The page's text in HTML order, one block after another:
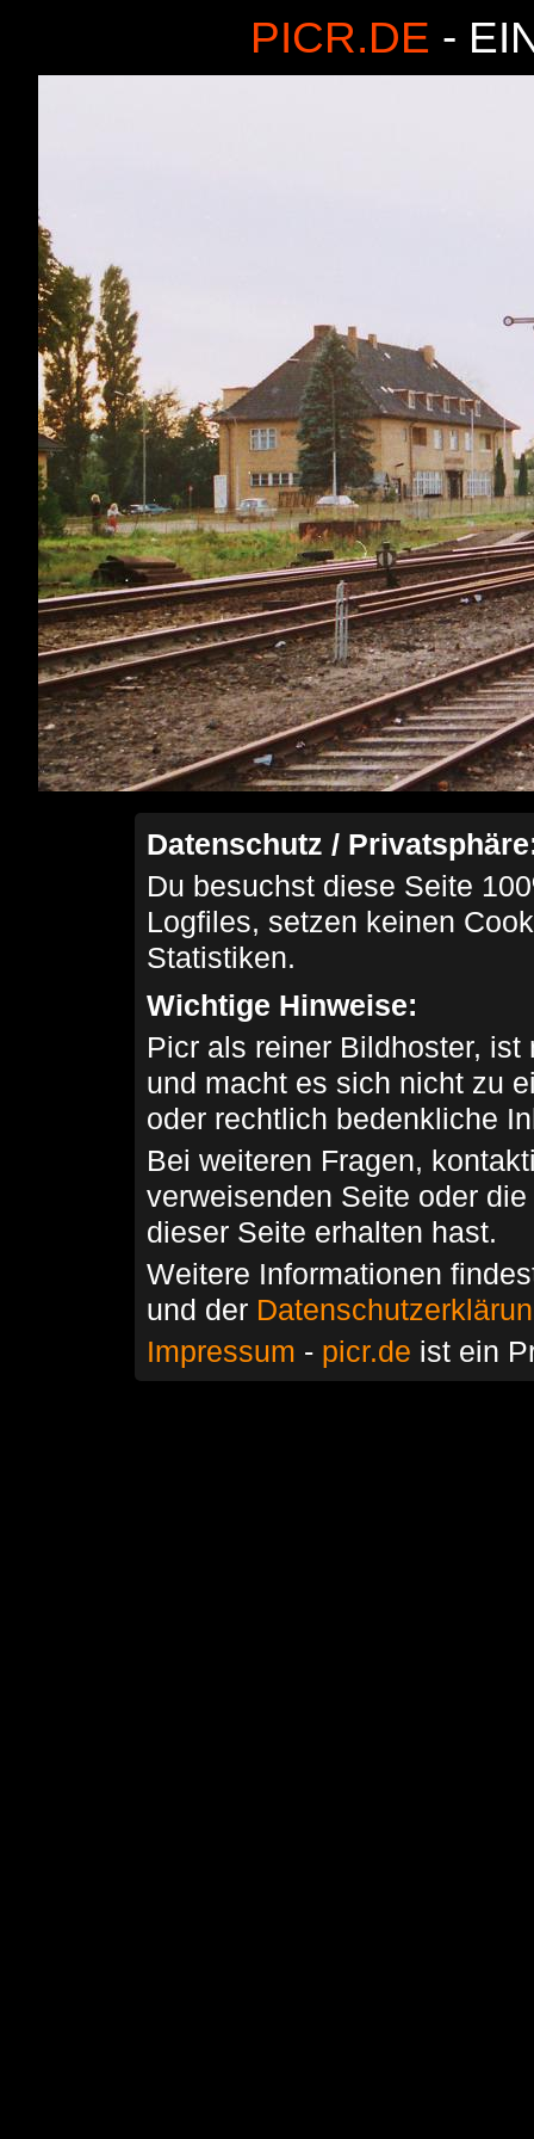
PICR.DE -
Datenschutz /
Du besuchst diese Seite
Logfiles, setzen keinen
Statistiken.
Wichtige Hinweise:
Picr als reiner Bildhoster,
und macht es sich nicht zu
oder rechtlich bedenkliche
Bei weiteren Fragen,
verweisenden Seite oder
dieser Seite erhalten hast.
Weitere Informationen
und der
Impressum - picr.de ist ein